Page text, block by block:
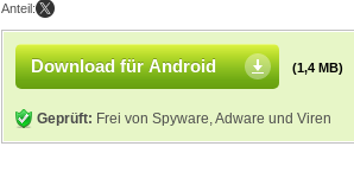
Anteil:
Download für Android (1,4 MB)
Geprüft: Frei von Spyware, Adware und Viren